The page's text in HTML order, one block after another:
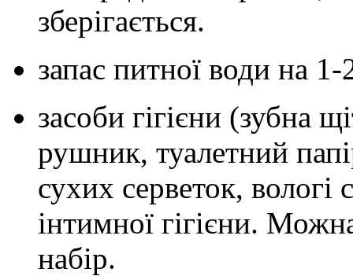
зберігається.
запас питної води на 1-
засоби гігієни (зубна
рушник, туалетний
сухих серветок,
інтимної гігієни.
набір.